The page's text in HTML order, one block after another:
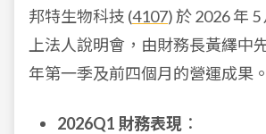
邦特生物科技 (4107) 於 2026 年
上法人說明會，由財務長黃繹中
年第一季及前四個月的營運成果。
2026Q1 財務表現 ：